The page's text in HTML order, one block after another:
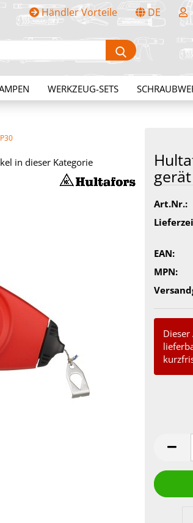
Händler Vorteile DE
auswählen
E-Mail
Konto erstellen
Suche...
WERKZEUG-SETS
in dieser Kategorie
Art.Nr.:
EAN:
MPN: